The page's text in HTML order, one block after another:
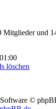
Mitglieder und
löschen
©